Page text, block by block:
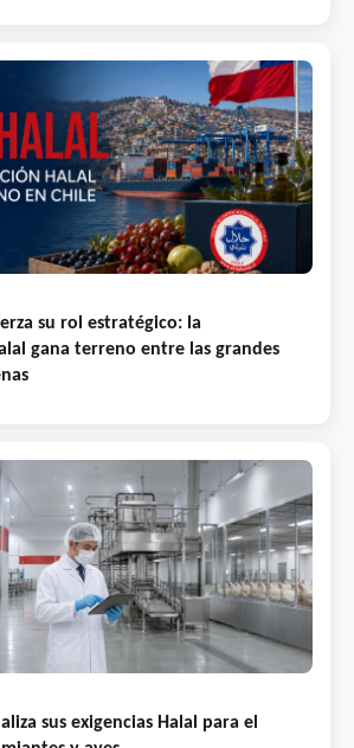
su rol estratégico: la
gana terreno entre las grandes
sus exigencias Halal para el